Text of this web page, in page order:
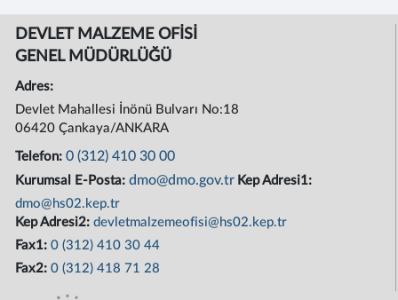
DEVLET MALZEME OFİSİ
GENEL MÜDÜRLÜĞÜ
Adres:
Devlet Mahallesi İnönü Bulvarı No:18
06420 Çankaya/ANKARA
Telefon:0 (312) 410 30 00
Kurumsal E-Posta:dmo@dmo.gov.tr Kep Adresi1:
dmo@hs02.kep.tr
Kep Adresi2:devletmalzemeofisi@hs02.kep.tr
Fax1:0 (312) 410 30 44
Fax2:0 (312) 418 71 28